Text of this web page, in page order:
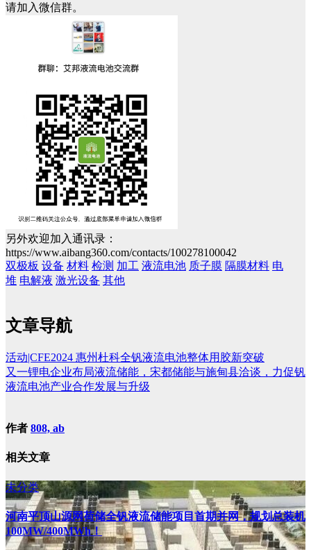
请加入微信群。
另外欢迎加入通讯录：
https://www.aibang360.com/contacts/100278100042
双极板 设备 材料 检测 加工 液流电池 质子膜 隔膜材料 电
堆 电解液 激光设备 其他
文章导航
活动|CFE2024 惠州杜科全钒液流电池整体用胶新突破
又一锂电企业布局液流储能，宋都储能与施甸县洽谈，力促钒
液流电池产业合作发展与升级
作者 808, ab
相关文章
未分类
河南平顶山源网荷储全钒液流储能项目首期并网，规划总装机
100MW/400MWh！